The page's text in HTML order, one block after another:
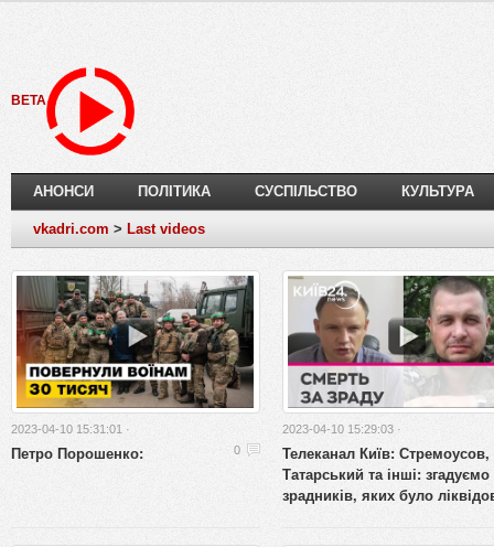
BETA
АНОНСИ ПОЛІТИКА СУСПІЛЬСТВО КУЛЬТУРА
vkadri.com > Last videos
2023-04-10 15:31:01 ·
0
Петро Порошенко:
2023-04-10 15:29:03 ·
Телеканал Київ: Стремоусов,
Татарський та інші: згадуємо
зрадників, яких було